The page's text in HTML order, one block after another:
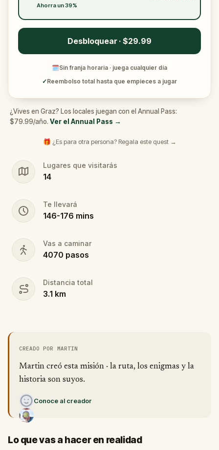
Ahorra un 39%
Desbloquear · $29.99
🗓Sin franja horaria · juega cualquier día
✓Reembolso total hasta que empieces a jugar
¿Vives en Graz? Los locales juegan con el Annual Pass:
$79.99/año. Ver el Annual Pass →
🎁 ¿Es para otra persona? Regala este quest →
Lugares que visitarás
14
Te llevará
146-176 mins
Vas a caminar
4070 pasos
Distancia total
3.1 km
CREADO POR MARTIN
Martin creó esta misión · la ruta, los enigmas y la
historia son suyos.
Conoce al creador
Lo que vas a hacer en realidad